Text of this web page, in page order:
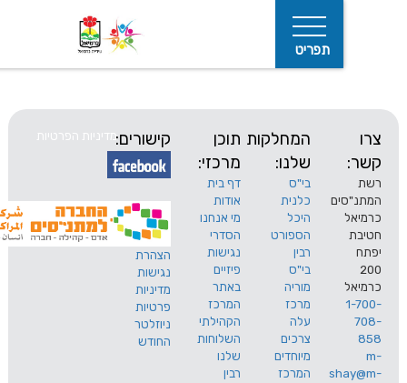
המחלקות
שלנו:
בי"ס
כלנית
היכל
הספורט
רבין
בי"ס
מוריה
מרכז
עלה
צרכים
מיוחדים
המרכז
תוכן
מרכזי:
דף בית
אודות
מי אנחנו
הסדרי
נגישות
פיזיים
באתר
המרכז
הקהילתי
השלוחות
שלנו
רבין
קישורים:
הצהרת
נגישות
מדיניות
פרטיות
ניוזלטר
החודש
מדיניות הפרטיות